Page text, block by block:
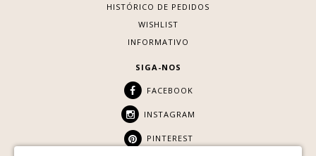
HISTÓRICO DE PEDIDOS
WISHLIST
INFORMATIVO
SIGA-NOS
FACEBOOK
INSTAGRAM
PINTEREST